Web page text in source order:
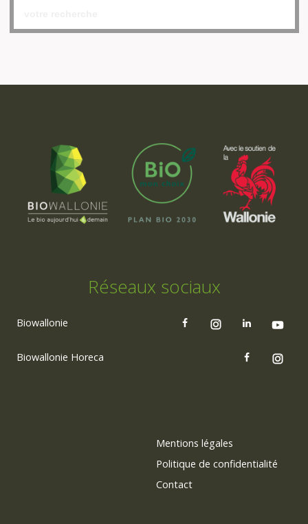
Réseaux sociaux
Biowallonie
Biowallonie Horeca
Mentions légales
Politique de confidentialité
Contact